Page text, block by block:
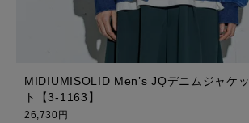
MIDIUMISOLID Men’s JQデニムジャケッ
ト【3-1163】
26,730円